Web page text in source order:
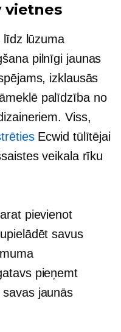
vietnes
līdz lūzuma
pilnīgi jaunas
izklausās
palīdzība no
Viss,
Ecwid tūlītējai
veikala rīku
pievienot
savus
pieņemt
jaunās